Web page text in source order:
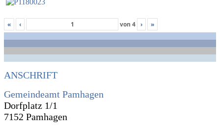
« ‹ von 4 › »
ANSCHRIFT
Gemeindeamt Pamhagen
Dorfplatz 1/1
7152 Pamhagen